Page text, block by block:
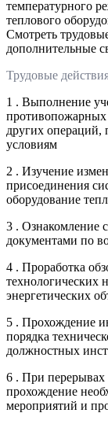
температурного
теплового
Смотреть
дополнительные
Трудовые
1 . Выполнение
других
условиям
2 . Изучение
присоединения
оборудование
3 . Ознакомление
документами по
4 . Проработка
энергетических
5 . Прохождение
порядка
должностных
6 . При перерывах
прохождение
мероприятий и